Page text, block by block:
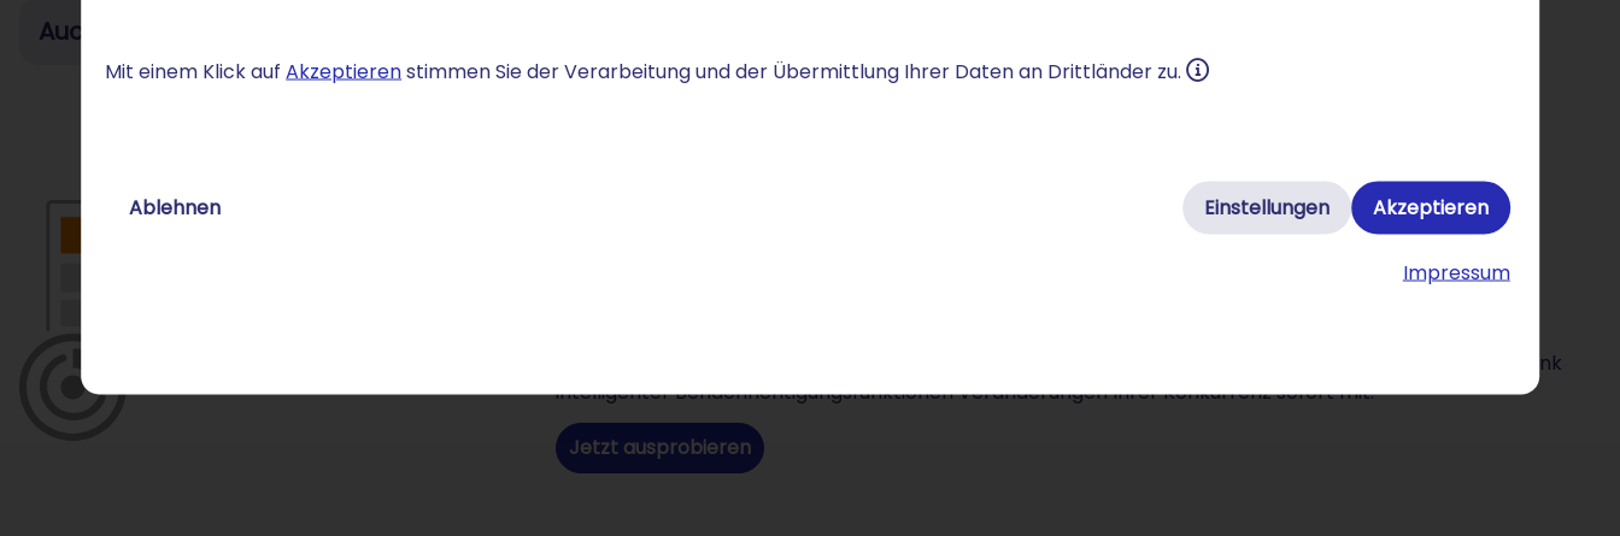
Mit einem Klick aufAkzeptierenstimmen Sie der Verarbeitung und der Übermittlung Ihrer Daten an Drittländer zu.
Ablehnen Einstellungen Akzeptieren
Impressum
Auch ohne Website online gefunden werden
Jetzt Optimierungsvorschläge für Ihre Website
Vergleich mit Ihrer Konkurrenz ist Teil der Analyse von STRATO marketingRadar. Dazu bekommen Sie dank
intelligenter Benachrichtigungsfunktionen Veränderungen Ihrer Konkurrenz sofort mit.
Jetzt ausprobieren